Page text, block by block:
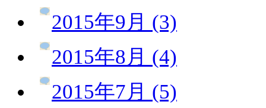
2015年9月 (3)
2015年8月 (4)
2015年7月 (5)